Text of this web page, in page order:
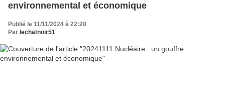
environnemental et économique
Publié le 11/11/2024 à 22:28
Par lechatnoir51